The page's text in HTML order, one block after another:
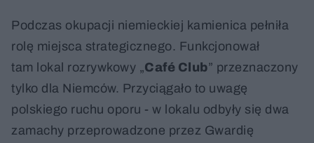
Podczas okupacji niemieckiej kamienica pełniła
rolę miejsca strategicznego. Funkcjonował
tam lokal rozrywkowy „Café Club” przeznaczony
tylko dla Niemców. Przyciągało to uwagę
polskiego ruchu oporu - w lokalu odbyły się dwa
zamachy przeprowadzone przez Gwardię